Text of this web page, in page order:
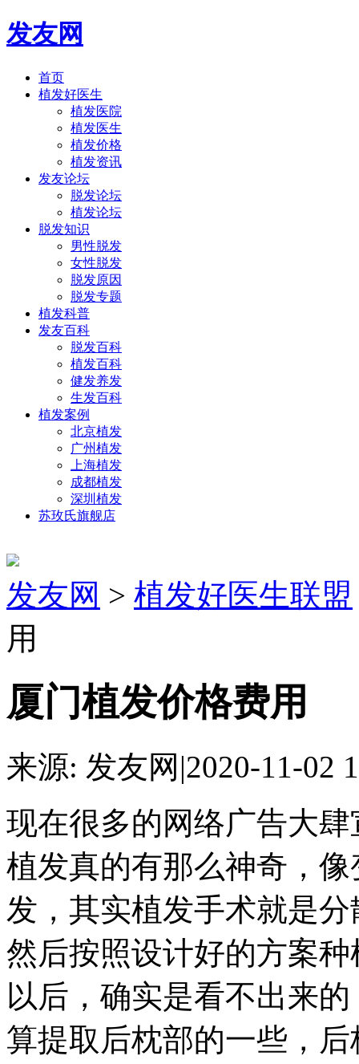
发友网
首页
植发好医生
植发医院
植发医生
植发价格
植发资讯
发友论坛
脱发论坛
植发论坛
脱发知识
男性脱发
女性脱发
脱发原因
脱发专题
植发科普
发友百科
脱发百科
植发百科
健发养发
生发百科
植发案例
北京植发
广州植发
上海植发
成都植发
深圳植发
苏玫氏旗舰店
发友网 > 植发好医生联盟
用
厦门植发价格费用
来源: 发友网 |2020-11-02
现在很多的网络广告大
植发真的有那么神奇，
发，其实植发手术就是
然后按照设计好的方案
以后，确实是看不出来
算提取后枕部的一些，